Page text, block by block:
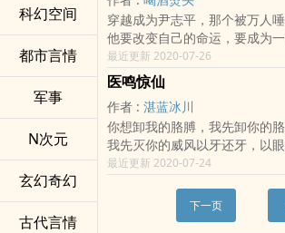
科幻空间
都市言情
军事
N次元
玄幻奇幻
古代言情
逆转这个天龙！
PS：本书参照黄日华版《天龙
瘾，勿要过于较真。
么面前这个亲昵的添着他的脚的
虫族的工蜂？
赵云杰顿时雄心壮志，豪情万丈
个修真宇宙中所有冷艳高傲的
王！”
好吧，此文越来越暴君了……
穿越成为尹志平，那个被万人唾
他要改变自己的命运，要成为
人敬仰。
他还要小龙女倾心，但不幸的
女大了十六岁，小龙女竟然还没
而自己却被误会成了小龙女的父
这个世界，因为尹志平的出现
同。
最近更新 2020-07-26
医鸣惊仙
作者 : 湛蓝冰川
你想卸我的胳膊，我先卸你的
我先灭你的威风以牙还牙，以
代生物工程学博士蓝明歌穿越到
丹，看病，做手术，补经脉，
婴儿，走出了一条上达通天的金
最近更新 2020-07-24
下一页